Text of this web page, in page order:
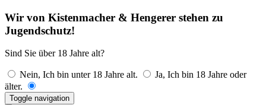
Wir von Kistenmacher & Hengerer stehen zu
Jugendschutz!
Sind Sie über 18 Jahre alt?
Nein, Ich bin unter 18 Jahre alt.
Ja, Ich bin 18 Jahre oder
älter.
Toggle navigation